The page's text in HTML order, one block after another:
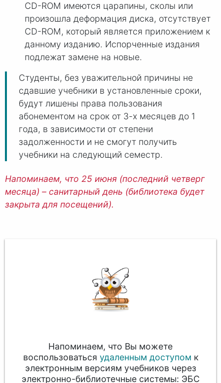
CD-ROM имеются царапины, сколы или
произошла деформация диска, отсутствует
CD-ROM, который является приложением к
данному изданию. Испорченные издания
подлежат замене на новые.
Студенты, без уважительной причины не
сдавшие учебники в установленные сроки,
будут лишены права пользования
абонементом на срок от 3-х месяцев до 1
года, в зависимости от степени
задолженности и не смогут получить
учебники на следующий семестр.
Напоминаем, что 25 июня (последний четверг
месяца) – санитарный день (библиотека будет
закрыта для посещений).
Напоминаем, что Вы можете
воспользоваться удаленным доступом к
электронным версиям учебников через
электронно-библиотечные системы: ЭБС